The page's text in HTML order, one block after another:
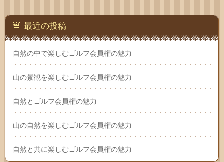
最近の投稿
自然の中で楽しむゴルフ会員権の魅力
山の景観を楽しむゴルフ会員権の魅力
自然とゴルフ会員権の魅力
山の自然を楽しむゴルフ会員権の魅力
自然と共に楽しむゴルフ会員権の魅力